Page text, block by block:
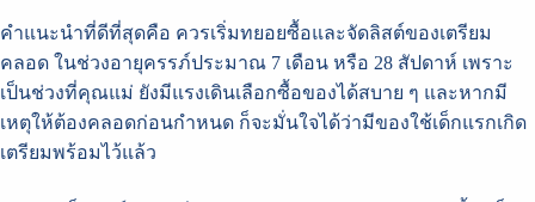
คำแนะนำที่ดีที่สุดคือ ควรเริ่มทยอยซื้อและจัดลิสต์ของเตรียม
คลอด ในช่วงอายุครรภ์ประมาณ 7 เดือน หรือ 28 สัปดาห์ เพราะ
เป็นช่วงที่คุณแม่ ยังมีแรงเดินเลือกซื้อของได้สบาย ๆ และหากมี
เหตุให้ต้องคลอดก่อนกำหนด ก็จะมั่นใจได้ว่ามีของใช้เด็กแรกเกิด
เตรียมพร้อมไว้แล้ว